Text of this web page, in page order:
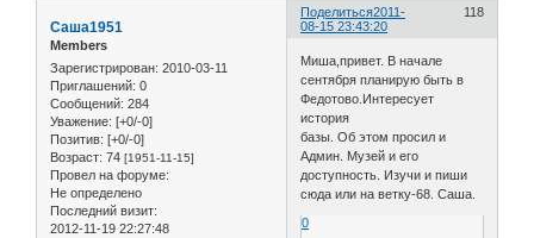
Поделиться 118
2011-
08-15 23:43:20
Саша1951
Members
Зарегистрирован: 2010-03-11
Приглашений: 0
Сообщений: 284
Уважение: [+0/-0]
Позитив: [+0/-0]
Возраст: 74 [1951-11-15]
Провел на форуме:
Не определено
Последний визит:
2012-11-19 22:27:48
Миша,привет. В начале
сентября планирую быть в
Федотово.Интересует
история
базы. Об этом просил и
Админ. Музей и его
доступность. Изучи и пиши
сюда или на ветку-68. Саша.
0